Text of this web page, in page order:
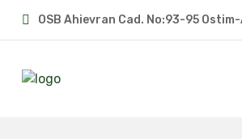
OSB Ahievran Cad. No:93-95 Ostim-